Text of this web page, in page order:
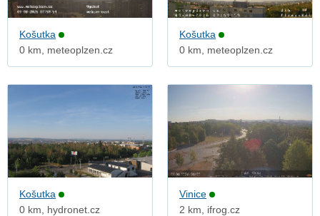
Košutka
0 km, meteoplzen.cz
Košutka
0 km, meteoplzen.cz
Košutka
0 km, hydronet.cz
Vinice
2 km, ifrog.cz